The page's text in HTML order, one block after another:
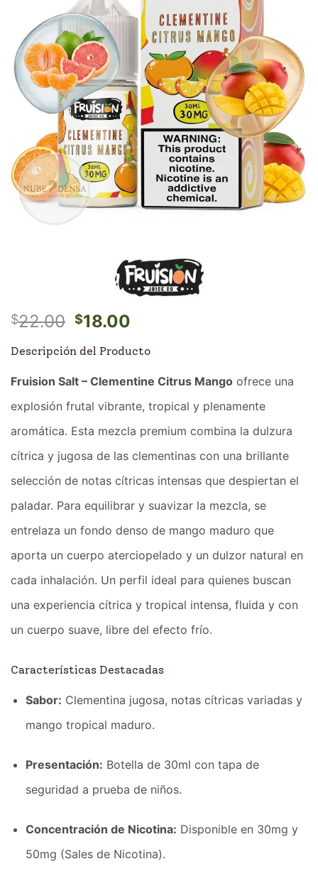
$22.00 El
original
era:
$22.00.
$18.00
actual
es:
$18.00.
Descripción del Producto
Fruision Salt – Clementine Citrus Mango ofrece una
explosión frutal vibrante, tropical y plenamente
aromática. Esta mezcla premium combina la dulzura
cítrica y jugosa de las clementinas con una brillante
selección de notas cítricas intensas que despiertan el
paladar. Para equilibrar y suavizar la mezcla, se
entrelaza un fondo denso de mango maduro que
aporta un cuerpo aterciopelado y un dulzor natural en
cada inhalación. Un perfil ideal para quienes buscan
una experiencia cítrica y tropical intensa, fluida y con
un cuerpo suave, libre del efecto frío.
Características Destacadas
Sabor: Clementina jugosa, notas cítricas variadas y
mango tropical maduro.
Presentación: Botella de 30ml con tapa de
seguridad a prueba de niños.
Concentración de Nicotina: Disponible en 30mg y
50mg (Sales de Nicotina).